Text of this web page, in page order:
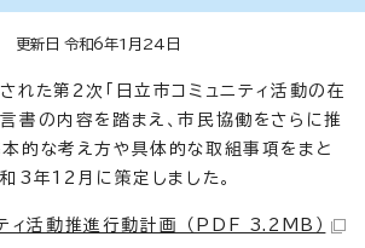
更新日 令和6年1月24日
れた第2次「日立市コミュニティ活動の在
書の内容を踏まえ、市民協働をさらに推
的な考え方や具体的な取組事項をまと
3年12月に策定しました。
ィ活動推進行動計画 （PDF 3.2MB）